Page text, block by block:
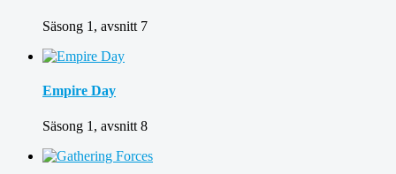
Säsong 1, avsnitt 7
Empire Day
Säsong 1, avsnitt 8